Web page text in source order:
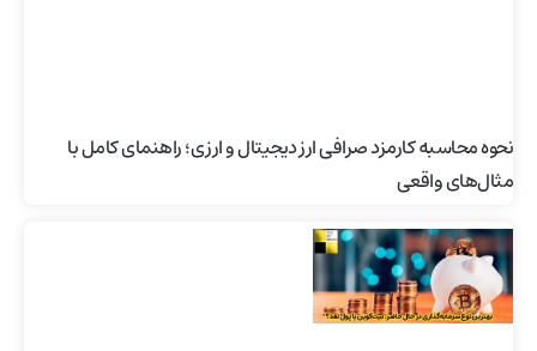
نحوه محاسبه کارمزد صرافی ارز دیجیتال و ارزی؛ راهنمای کامل با
مثال‌های واقعی